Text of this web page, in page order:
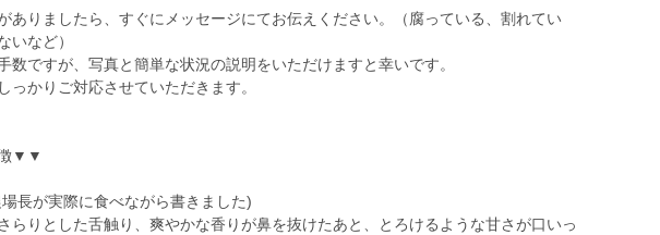
ありましたら、すぐにメッセージにてお伝えください。（腐っている、割れてい
いなど）
数ですが、写真と簡単な状況の説明をいただけますと幸いです。
っかりご対応させていただきます。
▼▼
場長が実際に食べながら書きました)
らりとした舌触り、爽やかな香りが鼻を抜けたあと、とろけるような甘さが口いっ